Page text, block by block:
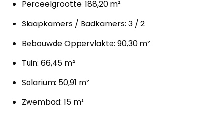
Onze
werkwijze
Contacteer
ons
Blog
Cookies
Perceelgrootte: 188,20 m²
Slaapkamers / Badkamers: 3 / 2
Bebouwde Oppervlakte: 90,30 m²
Tuin: 66,45 m²
Solarium: 50,91 m²
Zwembad: 15 m²